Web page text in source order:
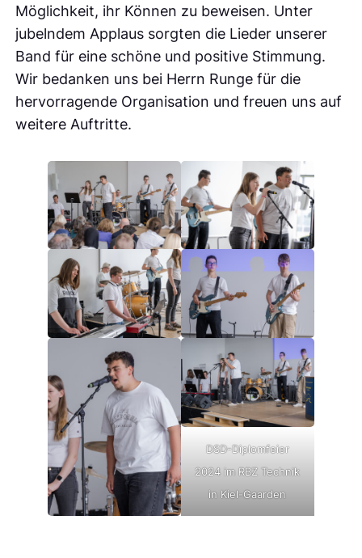
Möglichkeit, ihr Können zu beweisen. Unter
jubelndem Applaus sorgten die Lieder unserer
Band für eine schöne und positive Stimmung.
Wir bedanken uns bei Herrn Runge für die
hervorragende Organisation und freuen uns auf
weitere Auftritte.
DSD-Diplomfeier
2024 im RBZ Technik
in Kiel-Gaarden